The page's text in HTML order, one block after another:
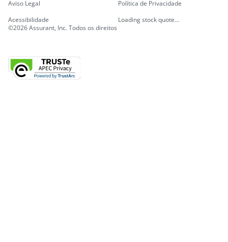
©2026 Assurant, Inc. Todos os direitos
Aviso Legal
Política de Privacidade
Acessibilidade
Loading stock quote...